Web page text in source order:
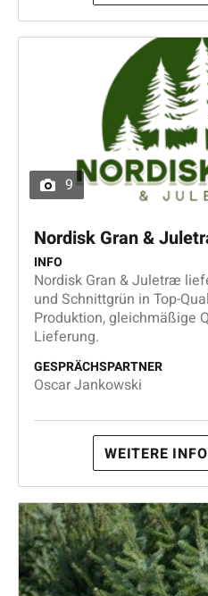
9
Nordisk Gran &
INFO
Nordisk Gran & Juletræ
und Schnittgrün in Top-
Produktion, gleichmäßige
Lieferung.
GESPRÄCHSPARTNER
Oscar Jankowski
WEITERE